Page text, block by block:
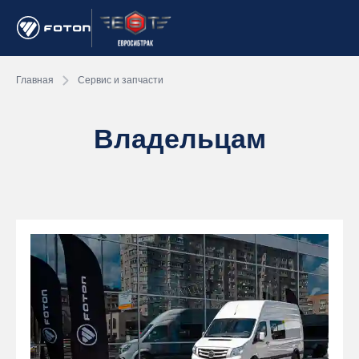
Главная Сервис и запчасти
Владельцам